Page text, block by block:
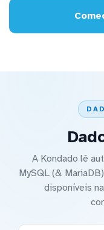
A Kondado lê
MySQL (&
disponíveis